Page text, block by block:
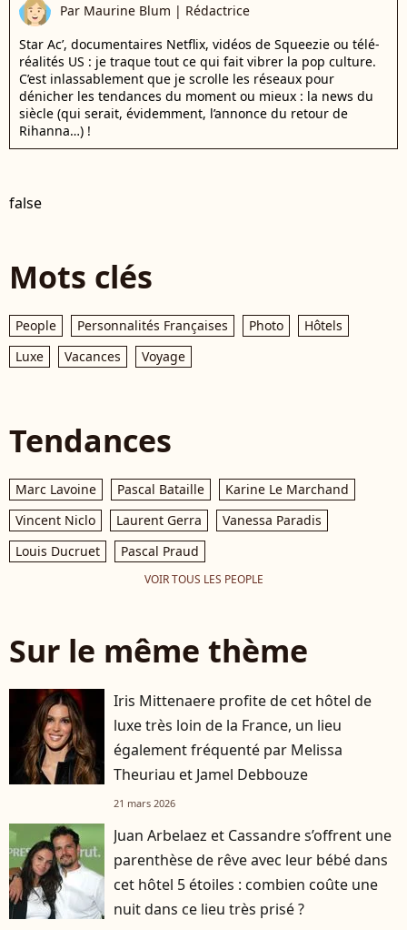
Par Maurine Blum | Rédactrice
Star Ac’, documentaires Netflix, vidéos de Squeezie ou télé-
réalités US : je traque tout ce qui fait vibrer la pop culture.
C’est inlassablement que je scrolle les réseaux pour
dénicher les tendances du moment ou mieux : la news du
siècle (qui serait, évidemment, l’annonce du retour de
Rihanna…) !
false
Mots clés
People Personnalités Françaises Photo
Hôtels
Luxe
Vacances Voyage
Tendances
Marc Lavoine Pascal Bataille
Karine Le Marchand
Vincent Niclo
Laurent Gerra
Vanessa Paradis
Louis Ducruet
Pascal Praud
VOIR TOUS LES PEOPLE
Sur le même thème
Iris Mittenaere profite de cet hôtel de
luxe très loin de la France, un lieu
également fréquenté par Melissa
Theuriau et Jamel Debbouze
21 mars 2026
Juan Arbelaez et Cassandre s’offrent une
parenthèse de rêve avec leur bébé dans
cet hôtel 5 étoiles : combien coûte une
nuit dans ce lieu très prisé ?